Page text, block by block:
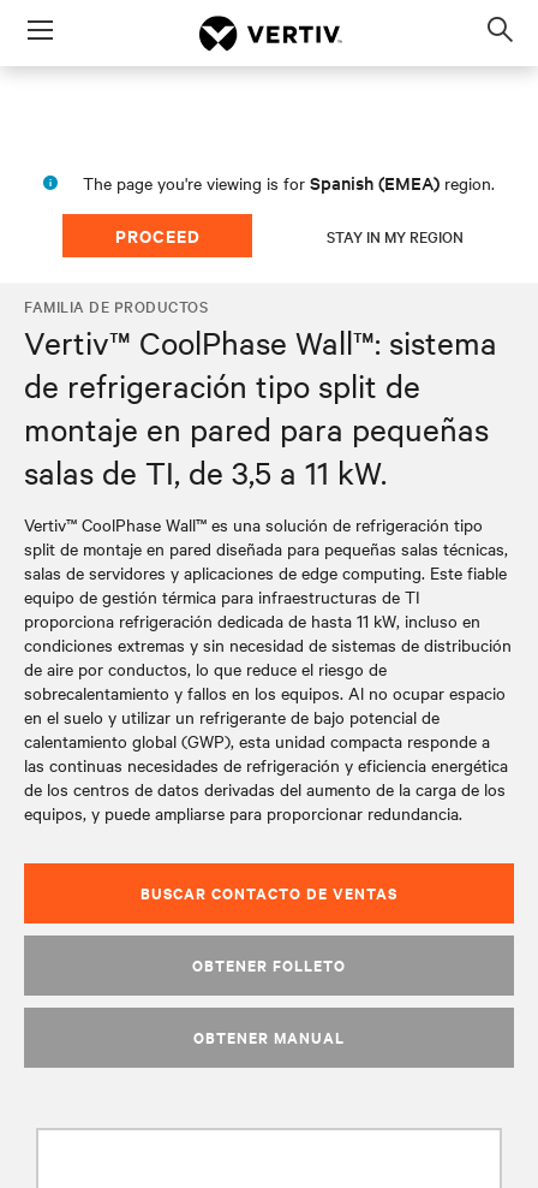
Menu
The page you're viewing is for Spanish (EMEA) region.
PROCEED STAY IN MY REGION
FAMILIA DE PRODUCTOS
Vertiv™ CoolPhase Wall™: sistema
de refrigeración tipo split de
montaje en pared para pequeñas
salas de TI, de 3,5 a 11 kW.
Vertiv™ CoolPhase Wall™ es una solución de refrigeración tipo
split de montaje en pared diseñada para pequeñas salas técnicas,
salas de servidores y aplicaciones de edge computing. Este fiable
equipo de gestión térmica para infraestructuras de TI
proporciona refrigeración dedicada de hasta 11 kW, incluso en
condiciones extremas y sin necesidad de sistemas de distribución
de aire por conductos, lo que reduce el riesgo de
sobrecalentamiento y fallos en los equipos. Al no ocupar espacio
en el suelo y utilizar un refrigerante de bajo potencial de
calentamiento global (GWP), esta unidad compacta responde a
las continuas necesidades de refrigeración y eficiencia energética
de los centros de datos derivadas del aumento de la carga de los
equipos, y puede ampliarse para proporcionar redundancia.
BUSCAR CONTACTO DE VENTAS
OBTENER FOLLETO
OBTENER MANUAL